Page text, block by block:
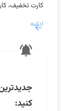
کارت تخفیف،
ادامه
کنید: